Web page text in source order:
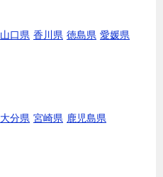
山口県 香川県 徳島県 愛媛県
大分県 宮崎県 鹿児島県